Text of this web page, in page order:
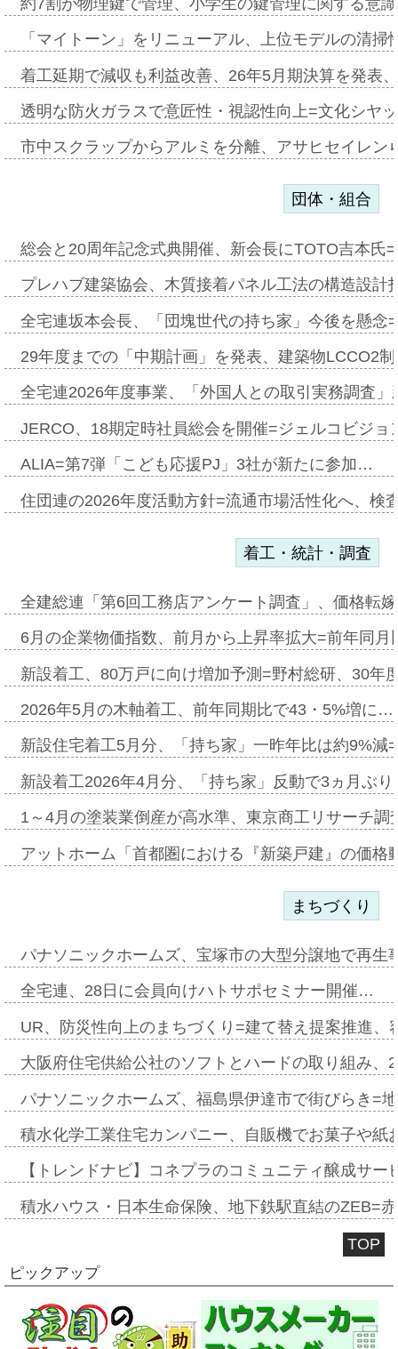
「マイトーン」をリニューアル、上位モデルの清
着工延期で減収も利益改善、26年5月期決算を発表
透明な防火ガラスで意匠性・視認性向上=文化シヤ
市中スクラップからアルミを分離、アサヒセイレ
団体・組合
総会と20周年記念式典開催、新会長にTOTO吉本氏
プレハブ建築協会、木質接着パネル工法の構造設
全宅連坂本会長、「団塊世代の持ち家」今後を懸
29年度までの「中期計画」を発表、建築物LCCO2
全宅連2026年度事業、「外国人との取引実務調査
JERCO、18期定時社員総会を開催=ジェルコビジ
ALIA=第7弾「こども応援PJ」3社が新たに参加…
住団連の2026年度活動方針=流通市場活性化へ、検
着工・統計・調査
全建総連「第6回工務店アンケート調査」、価格転
6月の企業物価指数、前月から上昇率拡大=前年同
新設着工、80万戸に向け増加予測=野村総研、30年
2026年5月の木軸着工、前年同期比で43・5%増に…
新設住宅着工5月分、「持ち家」一昨年比は約9%
新設着工2026年4月分、「持ち家」反動で3ヵ月ぶ
1～4月の塗装業倒産が高水準、東京商工リサーチ
アットホーム「首都圏における『新築戸建』の価
まちづくり
パナソニックホームズ、宝塚市の大型分譲地で再
全宅連、28日に会員向けハトサポセミナー開催…
UR、防災性向上のまちづくり=建て替え提案推進
大阪府住宅供給公社のソフトとハードの取り組み
パナソニックホームズ、福島県伊達市で街びらき=
積水化学工業住宅カンパニー、自販機でお菓子や
【トレンドナビ】コネプラのコミュニティ醸成サ
積水ハウス・日本生命保険、地下鉄駅直結のZEB=
TOP
ピックアップ